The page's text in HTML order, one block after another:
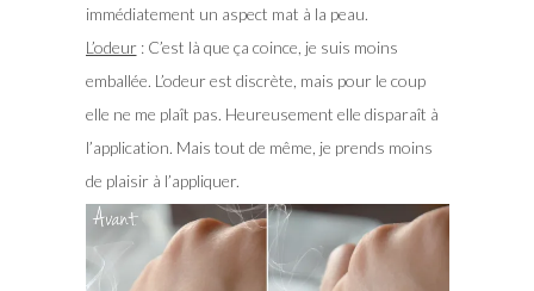
immédiatement un aspect mat à la peau.
L’odeur: C’est là que ça coince, je suis moins
emballée. L’odeur est discrète, mais pour le coup
elle ne me plaît pas. Heureusement elle disparaît à
l’application. Mais tout de même, je prends moins
de plaisir à l’appliquer.